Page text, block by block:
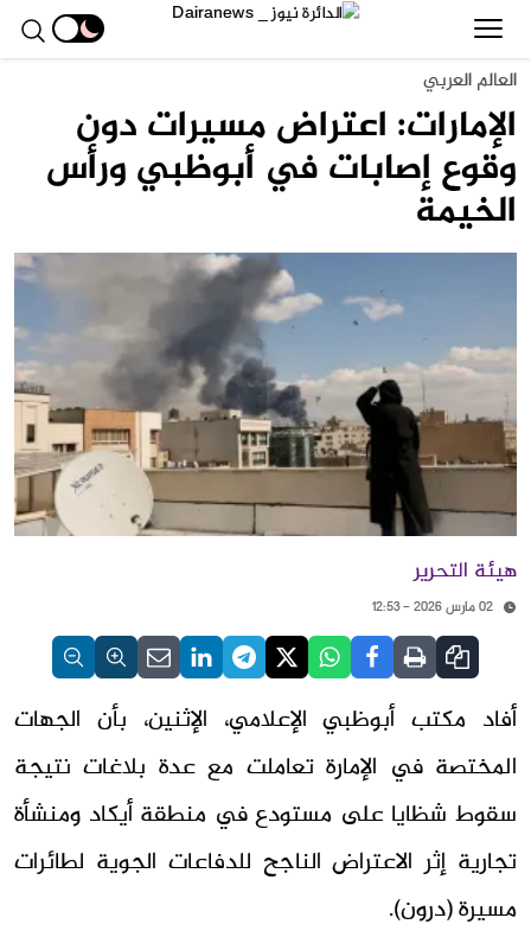
العالم العربي
الإمارات: اعتراض مسيرات دون
وقوع إصابات في أبوظبي ورأس
الخيمة
هيئة التحرير
02 مارس 2026 - 12:53
أفاد مكتب أبوظبي الإعلامي، الإثنين، بأن الجهات
المختصة في الإمارة تعاملت مع عدة بلاغات نتيجة
سقوط شظايا على مستودع في منطقة أيكاد ومنشأة
تجارية إثر الاعتراض الناجح للدفاعات الجوية لطائرات
مسيرة (درون).